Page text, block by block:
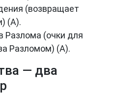
(возвращает
(A).
Разлома (очки для
Разломом) (A).
— два